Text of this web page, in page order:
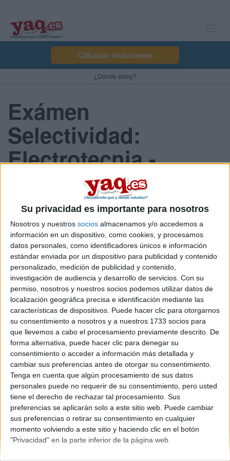
Su privacidad es importante para nosotros
Nosotros y nuestros socios almacenamos y/o accedemos a
información en un dispositivo, como cookies, y procesamos
datos personales, como identificadores únicos e información
estándar enviada por un dispositivo para publicidad y contenido
personalizado, medición de publicidad y contenido,
investigación de audiencia y desarrollo de servicios. Con su
permiso, nosotros y nuestros socios podemos utilizar datos de
localización geográfica precisa e identificación mediante las
características de dispositivos. Puede hacer clic para otorgarnos
su consentimiento a nosotros y a nuestros 1733 socios para
que llevemos a cabo el procesamiento previamente descrito. De
forma alternativa, puede hacer clic para denegar su
consentimiento o acceder a información más detallada y
cambiar sus preferencias antes de otorgar su consentimiento.
Tenga en cuenta que algún procesamiento de sus datos
personales puede no requerir de su consentimiento, pero usted
tiene el derecho de rechazar tal procesamiento. Sus
preferencias se aplicarán solo a este sitio web. Puede cambiar
sus preferencias o retirar su consentimiento en cualquier
momento volviendo a este sitio y haciendo clic en el botón
"Privacidad" en la parte inferior de la página web.
Buscar titulaciones
¿Dónde estoy?
Exámen
Selectividad:
Electrotecnia -
Asturias 2013 Julio
Comunidad:
Asturias
Año del examen:
2013
Mes de examen:
Julio
Asignatura:
Electrotecnia
Descripción del fichero:
Examen Fase General
Fichero Examen:
examen-selectividad-electrotecnia-asturias-2013-julio.pdf
Quiénes somos |Contactar|Anúnciate
Aviso legal|Politica de privacidad|Condiciones generales|
de cookies